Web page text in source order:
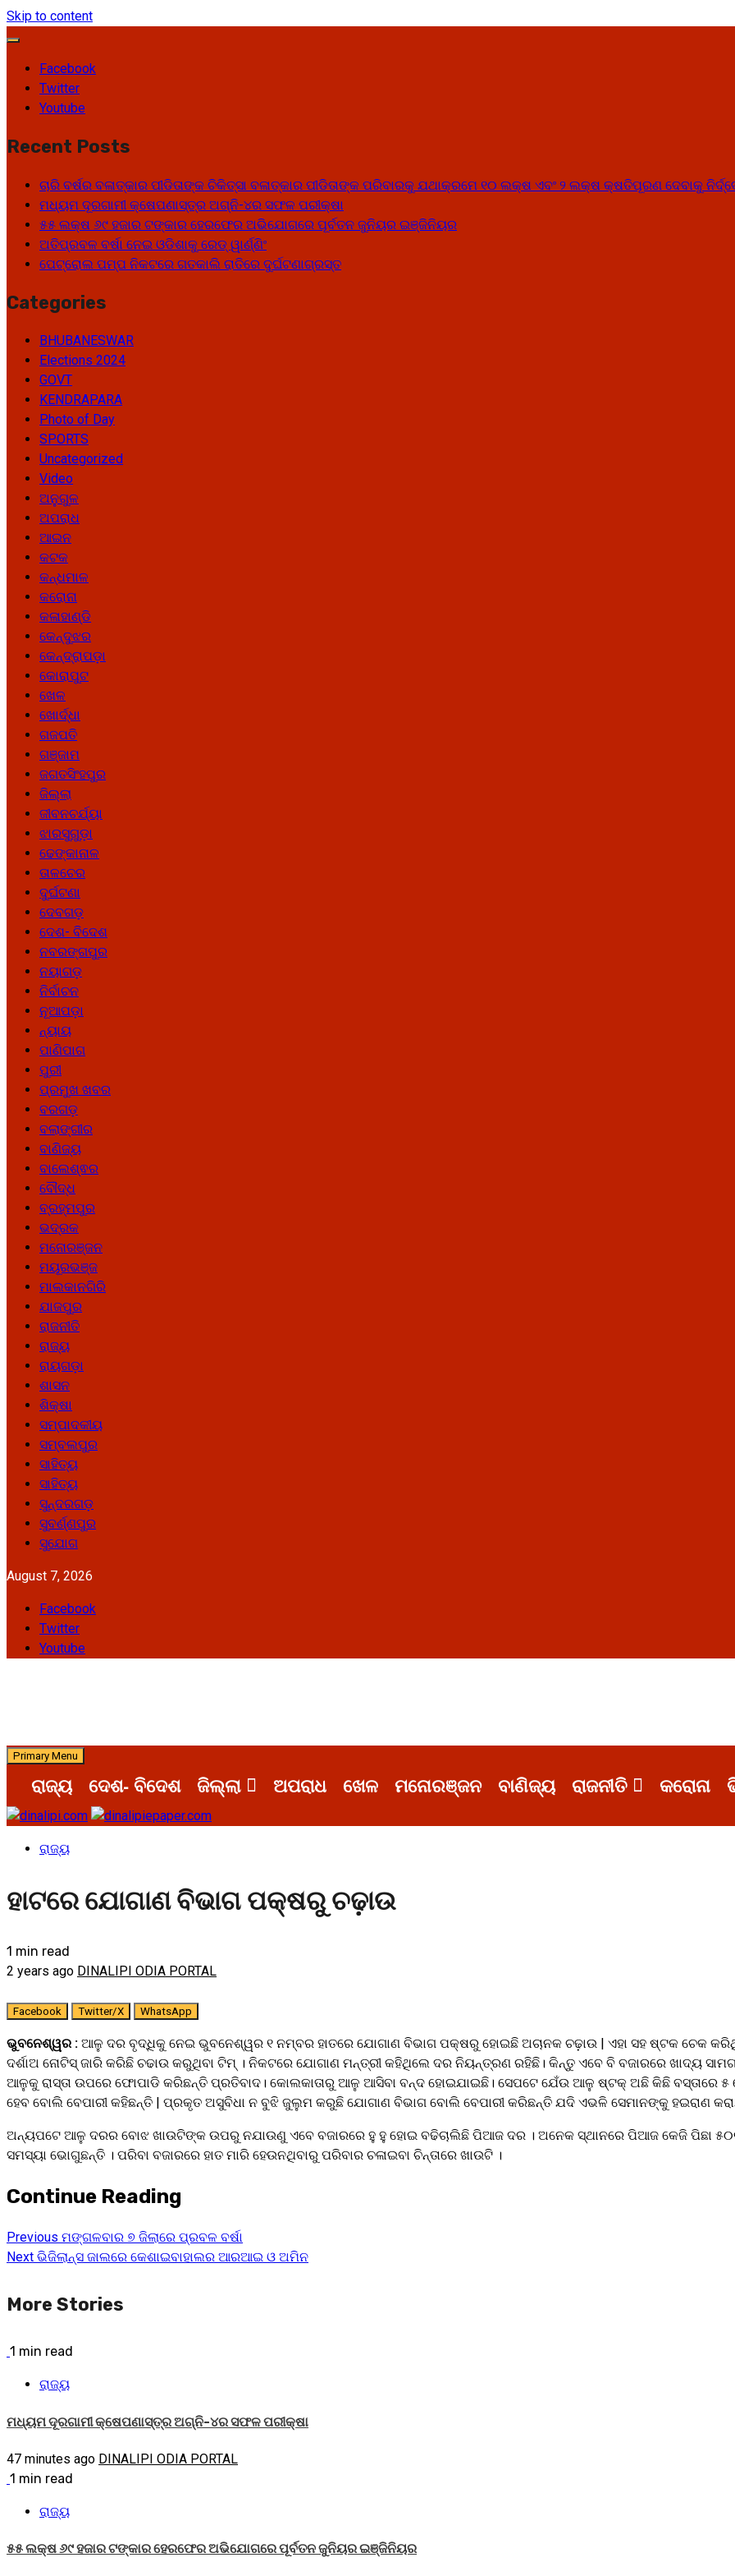
Skip to content
Facebook
Twitter
Youtube
Recent Posts
ଚାରି ବର୍ଷର ବଳାତ୍କାର ପୀଡିତାଙ୍କ ଚିକିତ୍ସା ବଳାତ୍କାର ପୀଡିତାଙ୍କ ପରିବାରକୁ ଯଥାକ୍ରମେ ୧୦ ଲକ୍ଷ ଏବଂ ୨ ଲକ୍ଷ କ୍ଷତିପୂରଣ ଦେବାକୁ
ମଧ୍ୟମ ଦୂରଗାମୀ କ୍ଷେପଣାସ୍ତ୍ର ଅଗ୍ନି-୪ର ସଫଳ ପରୀକ୍ଷା
୫୫ ଲକ୍ଷ ୬୯ ହଜାର ଟଙ୍କାର ହେରଫେର ଅଭିଯୋଗରେ ପୂର୍ବତନ ଜୁନିୟର ଇଞ୍ଜିନିୟର
ଅତିପ୍ରବଳ ବର୍ଷା ନେଇ ଓଡିଶାକୁ ରେଡ୍ ୱାର୍ଣ୍ଣିଂ
ପେଟ୍ରୋଲ ପମ୍ପ ନିକଟରେ ଗତକାଲି ରାତିରେ ଦୁର୍ଘଟଣାଗ୍ରସ୍ତ
Categories
BHUBANESWAR
Elections 2024
GOVT
KENDRAPARA
Photo of Day
SPORTS
Uncategorized
Video
ଅନୁଗୁଳ
ଅପରାଧ
ଆଇନ
କଟକ
କନ୍ଧମାଳ
କରୋନା
କଳାହାଣ୍ଡି
କେନ୍ଦୁଝର
କେନ୍ଦ୍ରାପଡ଼ା
କୋରାପୁଟ
ଖେଳ
ଖୋର୍ଦ୍ଧା
ଗଜପତି
ଗଞ୍ଜାମ
ଜଗତସିଂହପୁର
ଜିଲ୍ଲା
ଜୀବନଚର୍ଯ୍ୟା
ଝାରସୁଗୁଡ଼ା
ଢେଙ୍କାନାଳ
ତାଳଚେର
ଦୁର୍ଘଟଣା
ଦେବଗଡ଼
ଦେଶ- ବିଦେଶ
ନବରଙ୍ଗପୁର
ନୟାଗଡ଼
ନିର୍ବାଚନ
ନୂଆପଡ଼ା
ନ୍ୟାୟ
ପାଣିପାଗ
ପୁରୀ
ପ୍ରମୁଖ ଖବର
ବରଗଡ଼
ବଲାଙ୍ଗୀର
ବାଣିଜ୍ୟ
ବାଲେଶ୍ଵର
ବୌଦ୍ଧ
ବ୍ରହ୍ମପୁର
ଭଦ୍ରକ
ମନୋରଞ୍ଜନ
ମୟୂରଭଞ୍ଜ
ମାଲକାନଗିରି
ଯାଜପୁର
ରାଜନୀତି
ରାଜ୍ୟ
ରାୟଗଡ଼ା
ଶାସନ
ଶିକ୍ଷା
ସମ୍ପାଦକୀୟ
ସମ୍ବଲପୁର
ସାହିତ୍ୟ
ସାହିତ୍ୟ
ସୁନ୍ଦରଗଡ଼
ସୁବର୍ଣ୍ଣପୁର
ସୁଯୋଗ
August 7, 2026
Facebook
Twitter
Youtube
Primary Menu
ରାଜ୍ୟ ଦେଶ- ବିଦେଶ ଜିଲ୍ଲା ଅପରାଧ ଖେଳ ମନୋରଞ୍ଜନ ବାଣିଜ୍ୟ ରାଜନୀତି କରୋନା
ରାଜ୍ୟ
ହାଟରେ ଯୋଗାଣ ବିଭାଗ ପକ୍ଷରୁ ଚଢ଼ାଉ
1 min read
2 years ago DINALIPI ODIA PORTAL
Facebook Twitter/X WhatsApp
ଭୁବନେଶ୍ୱର : ଆଳୁ ଦର ବୃଦ୍ଧିକୁ ନେଇ ଭୁବନେଶ୍ୱର ୧ ନମ୍ବର ହାତରେ ଯୋଗାଣ ବିଭାଗ ପକ୍ଷରୁ ହୋଇଛି ଅଚାନକ ଚଢ଼ାଉ | ଏହା ସହ ଷ୍ଟକ ଚେକ
ଦର୍ଶାଅ ନୋଟିସ୍ ଜାରି କରିଛି ଚଢାଉ କରୁଥିବା ଟିମ୍ । ନିକଟରେ ଯୋଗାଣ ମନ୍ତ୍ରୀ କହିଥିଲେ ଦର ନିୟନ୍ତ୍ରଣ ରହିଛି। କିନ୍ତୁ ଏବେ ବି ବଜାରରେ ଖାଦ୍ୟ
ଆଳୁକୁ ରାସ୍ତା ଉପରେ ଫୋପାଡି କରିଛନ୍ତି ପ୍ରତିବାଦ। କୋଲକାତାରୁ ଆଳୁ ଆସିବା ବନ୍ଦ ହୋଇଯାଇଛି। ସେପଟେ ଯେଁଉ ଆଳୁ ଷ୍ଟକ୍ ଅଛି କିଛି ବସ୍ତାରେ ୫
ହେବ ବୋଲି ବେପାରୀ କହିଛନ୍ତି | ପ୍ରକୃତ ଅସୁବିଧା ନ ବୁଝି ଜୁଲୁମ କରୁଛି ଯୋଗାଣ ବିଭାଗ ବୋଲି ବେପାରୀ କରିଛନ୍ତି ଯଦି ଏଭଳି ସେମାନଙ୍କୁ ହଇରାଣ
ଅନ୍ୟପଟେ ଆଳୁ ଦରର ବୋଝ ଖାଉଟିଙ୍କ ଉପରୁ ନଯାଉଣୁ ଏବେ ବଜାରରେ ହୁ ହୁ ହୋଇ ବଢିଚାଲିଛି ପିଆଜ ଦର । ଅନେକ ସ୍ଥାନରେ ପିଆଜ କେଜି ପିଛା ୫୦ରୁ
ସମସ୍ୟା ଭୋଗୁଛନ୍ତି । ପରିବା ବଜାରରେ ହାତ ମାରି ହେଉନଥିବାରୁ ପରିବାର ଚଳାଇବା ଚିନ୍ତାରେ ଖାଉଟି ।
Continue Reading
Previous ମଙ୍ଗଳବାର ୭ ଜିଲାରେ ପ୍ରବଳ ବର୍ଷା
Next ଭିଜିଲାନ୍ସ ଜାଲରେ କେଶାଇବାହାଲର ଆରଆଇ ଓ ଅମିନ
More Stories
1 min read
ରାଜ୍ୟ
ମଧ୍ୟମ ଦୂରଗାମୀ କ୍ଷେପଣାସ୍ତ୍ର ଅଗ୍ନି-୪ର ସଫଳ ପରୀକ୍ଷା
47 minutes ago DINALIPI ODIA PORTAL
1 min read
ରାଜ୍ୟ
୫୫ ଲକ୍ଷ ୬୯ ହଜାର ଟଙ୍କାର ହେରଫେର ଅଭିଯୋଗରେ ପୂର୍ବତନ ଜୁନିୟର ଇଞ୍ଜିନିୟର